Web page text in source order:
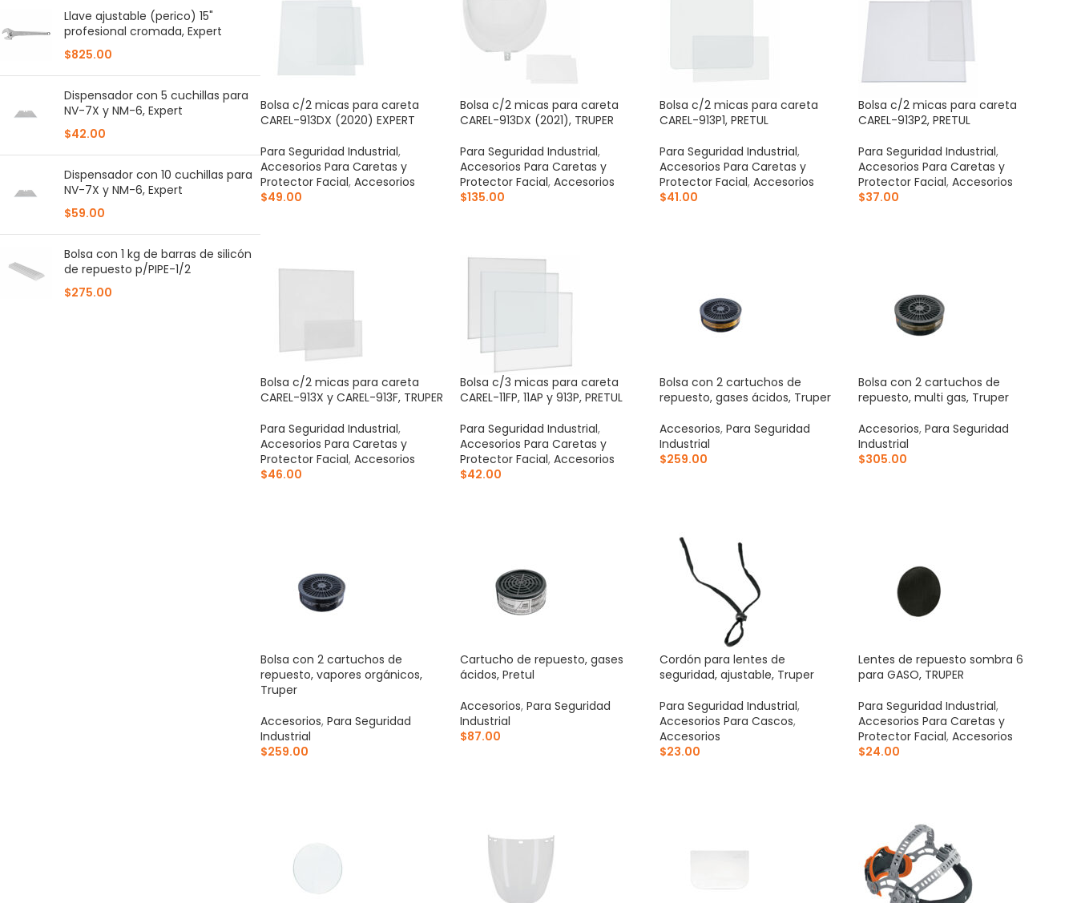
Llave ajustable (perico) 15"
profesional cromada, Expert
$825.00
Dispensador con 5 cuchillas para
NV-7X y NM-6, Expert
$42.00
Dispensador con 10 cuchillas para
NV-7X y NM-6, Expert
$59.00
Bolsa con 1 kg de barras de silicón
de repuesto p/PIPE-1/2
$275.00
Bolsa c/2 micas para careta
CAREL-913DX (2020) EXPERT
Para Seguridad Industrial,
Accesorios Para Caretas y
Protector Facial, Accesorios
$49.00
Bolsa c/2 micas para careta
CAREL-913DX (2021), TRUPER
Para Seguridad Industrial,
Accesorios Para Caretas y
Protector Facial, Accesorios
$135.00
Bolsa c/2 micas para careta
CAREL-913P1, PRETUL
Para Seguridad Industrial,
Accesorios Para Caretas y
Protector Facial, Accesorios
$41.00
Bolsa c/2 micas para careta
CAREL-913P2, PRETUL
Para Seguridad Industrial,
Accesorios Para Caretas y
Protector Facial,Accesorios
$37.00
Bolsa c/2 micas para careta
CAREL-913X y CAREL-913F, TRUPER
Para Seguridad Industrial,
Accesorios Para Caretas y
Protector Facial, Accesorios
$46.00
Bolsa c/3 micas para careta
CAREL-11FP, 11AP y 913P, PRETUL
Para Seguridad Industrial,
Accesorios Para Caretas y
Protector Facial, Accesorios
$42.00
Bolsa con 2 cartuchos de
repuesto, gases ácidos, Truper
Accesorios, Para Seguridad
Industrial
$259.00
Bolsa con 2 cartuchos de
repuesto, multi gas, Truper
Accesorios,Para Seguridad
Industrial
$305.00
Bolsa con 2 cartuchos de
repuesto, vapores orgánicos,
Truper
Accesorios, Para Seguridad
Industrial
$259.00
Cartucho de repuesto, gases
ácidos, Pretul
Accesorios, Para Seguridad
Industrial
$87.00
Cordón para lentes de
seguridad, ajustable, Truper
Para Seguridad Industrial,
Accesorios Para Cascos,
Accesorios
$23.00
Lentes de repuesto sombra 6
para GASO, TRUPER
Para Seguridad Industrial,
Accesorios Para Caretas y
Protector Facial,Accesorios
$24.00